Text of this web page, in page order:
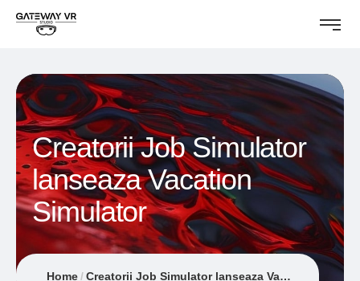
Creatorii Job Simulator
lanseaza Vacation
Simulator
Home Creatorii Job Simulator lanseaza Vacation Simulator